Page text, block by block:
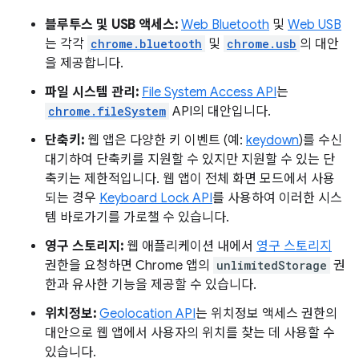
블루투스 및 USB 액세스: Web Bluetooth 및 Web USB
는 각각 chrome.bluetooth 및 chrome.usb 의 대안
을 제공합니다.
파일 시스템 관리: File System Access API는
chrome.fileSystem API의 대안입니다.
단축키: 웹 앱은 다양한 키 이벤트 (예: keydown)를 수신
대기하여 단축키를 지원할 수 있지만 지원할 수 있는 단
축키는 제한적입니다. 웹 앱이 전체 화면 모드에서 사용
되는 경우 Keyboard Lock API를 사용하여 이러한 시스
템 바로가기를 가로챌 수 있습니다.
영구 스토리지: 웹 애플리케이션 내에서 영구 스토리지
권한을 요청하면 Chrome 앱의
unlimitedStorage 권
한과 유사한 기능을 제공할 수 있습니다.
위치정보: Geolocation API는 위치정보 액세스 권한의
대안으로 웹 앱에서 사용자의 위치를 찾는 데 사용할 수
있습니다.